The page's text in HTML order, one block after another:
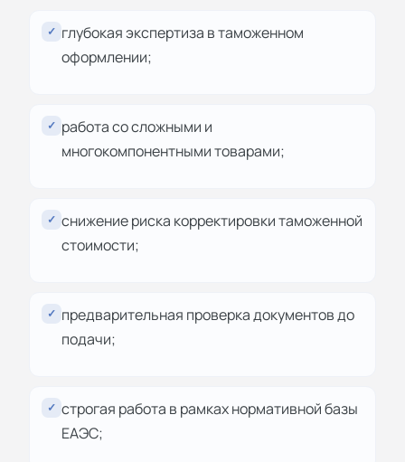
✓ глубокая экспертиза в таможенном
оформлении;
✓ работа со сложными и
многокомпонентными товарами;
✓ снижение риска корректировки таможенной
стоимости;
✓ предварительная проверка документов до
подачи;
✓ строгая работа в рамках нормативной базы
ЕАЭС;